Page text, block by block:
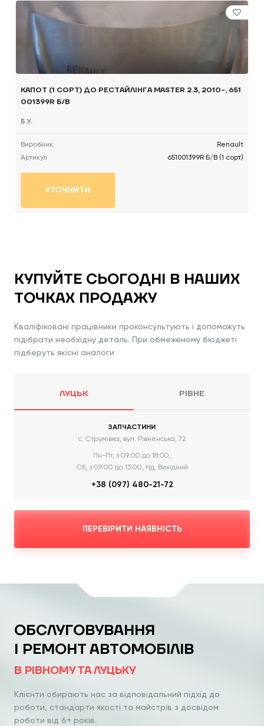
КАПОТ (1 СОРТ) ДО РЕСТАЙЛІНГА MASTER 2.3, 2010-, 651
001399R Б/В
Б.У.
Виробник
Renault
Артикул
651001399R Б/В (1 сорт)
УТОЧНИТИ
КУПУЙТЕ СЬОГОДНІ В НАШИХ
ТОЧКАХ ПРОДАЖУ
Кваліфіковані працівники проконсультують і допоможуть
підібрати необхідну деталь. При обмеженому бюджеті
підберуть якісні аналоги
ЛУЦЬК РІВНЕ
ЗАПЧАСТИНИ
с. Струмівка, вул. Рівненська, 72
Пн-Пт, з 09:00 до 18:00,
Сб, з 09:00 до 13:00, Нд, Вихідний
+38 (097) 480-21-72
ПЕРЕВІРИТИ НАЯВНІСТЬ
ОБСЛУГОВУВАННЯ
І РЕМОНТ АВТОМОБІЛІВ
В РІВНОМУ ТА ЛУЦЬКУ
Клієнти обирають нас за відповідальний підхід до
роботи, стандарти якості та майстрів з досвідом
роботи від 6+ років.